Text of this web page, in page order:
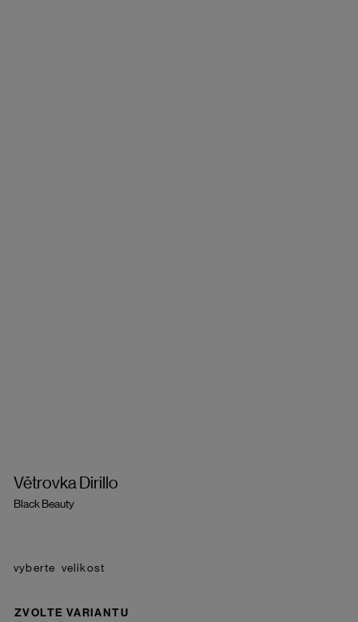
Větrovka Dirillo
Black Beauty
velikost
ZVOLTE VARIANTU